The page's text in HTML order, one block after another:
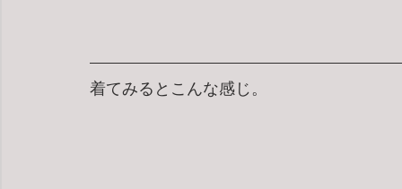
着てみるとこんな感じ。